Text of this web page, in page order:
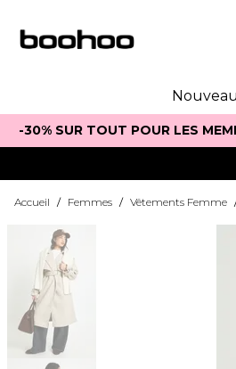
-30% SUR TOUT POUR LES
Accueil / Femmes / Vêtements Femme